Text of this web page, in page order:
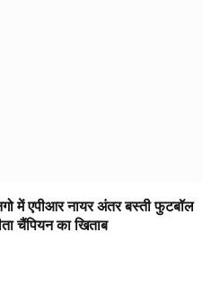
में एपीआर नायर अंतर बस्ती फुटबॉल
चैंपियन का खिताब